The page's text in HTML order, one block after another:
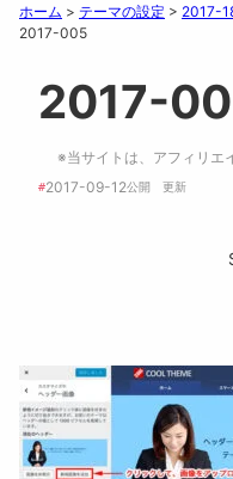
ホーム > テーマの設定 > 2017-
2017-005
2017-
※当サイトは、アフィリエ
#2017-09-12公開 更新